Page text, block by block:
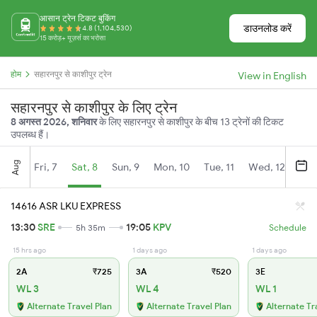
आसान ट्रेन टिकट बुकिंग
4.8 (1,104,530)
15 करोड़+ यूज़र्स का भरोसा
डाउनलोड करें
होम सहारनपुर से काशीपुर ट्रेन View in English
सहारनपुर से काशीपुर के लिए ट्रेन
8 अगस्त 2026, शनिवारके लिए सहारनपुर से काशीपुर के बीच 13 ट्रेनों की टिकट
उपलब्ध हैं।
Aug Fri, 7 Sat, 8 Sun, 9 Mon, 10 Tue, 11 Wed, 12
14616 ASR LKU EXPRESS
13:30SRE 5h 35m 19:05 KPV Schedule
15 hrs ago
2A ₹725
WL 3
Alternate Travel Plan
1 days ago
3A ₹520
WL 4
Alternate Travel Plan
1 days ago
3E
WL 1
Alternate